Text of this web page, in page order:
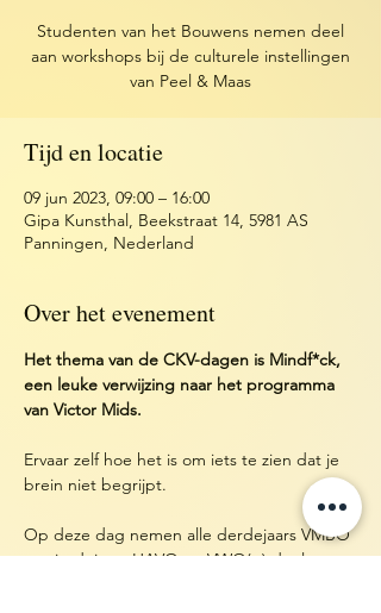
Studenten van het Bouwens nemen deel
aan workshops bij de culturele instellingen
van Peel & Maas
Tijd en locatie
09 jun 2023, 09:00 – 16:00
Gipa Kunsthal, Beekstraat 14, 5981 AS
Panningen, Nederland
Over het evenement
Het thema van de CKV-dagen is Mindf*ck,
een leuke verwijzing naar het programma
van Victor Mids.
Ervaar zelf hoe het is om iets te zien dat je
brein niet begrijpt.
Op deze dag nemen alle derdejaars VMBO
en vierdejaars HAVO en VWO(+) deel aan